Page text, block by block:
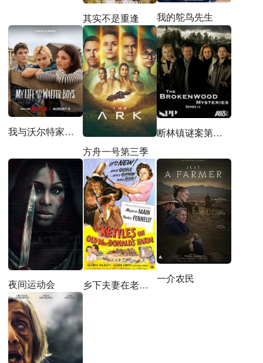
其实不是重逢
我的鸵鸟先生
我与沃尔特家男孩的生活第三季
方舟一号第三季
断林镇谜案第十二季
夜间运动会 乡下夫妻在老麦农场 一介农民